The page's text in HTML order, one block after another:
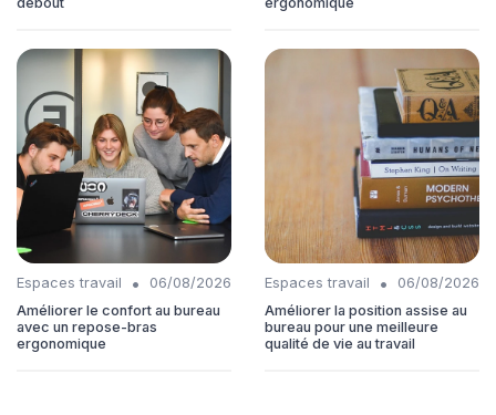
Espaces travail •
06/08/2026
Améliorer le confort au bureau
avec un repose-bras
ergonomique
Espaces travail •
06/08/2026
Améliorer la position assise au
bureau pour une meilleure
qualité de vie au travail